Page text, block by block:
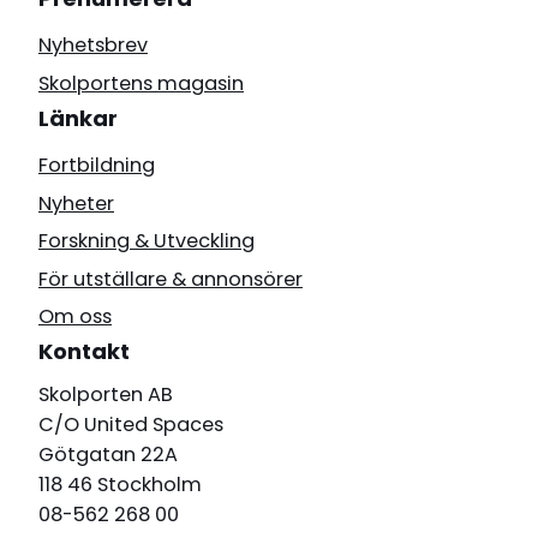
Nyhetsbrev
Skolportens magasin
Länkar
Fortbildning
Nyheter
Forskning & Utveckling
För utställare & annonsörer
Om oss
Kontakt
Skolporten AB
C/O United Spaces
Götgatan 22A
118 46 Stockholm
08-562 268 00